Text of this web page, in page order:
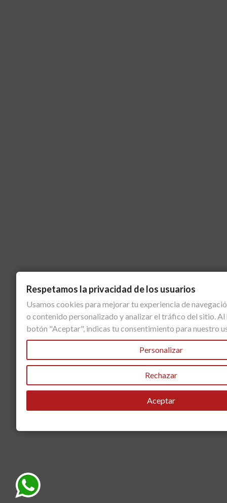
Respetamos la privacidad de los usuarios
Usamos cookies para mejorar tu experiencia de
o contenido personalizado y analizar el tráfico del sitio. Al
botón "Aceptar", indicas tu consentimiento para nuestro
Personalizar
Rechazar
Aceptar